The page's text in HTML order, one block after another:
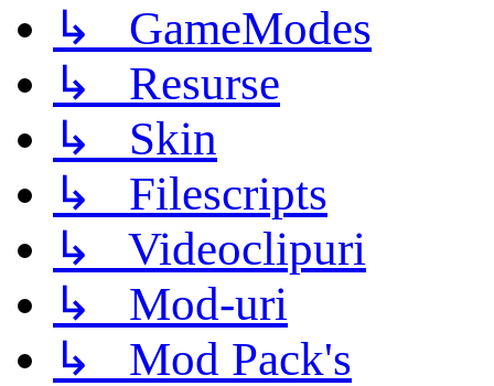
↳ GameModes
↳ Resurse
↳ Skin
↳ Filescripts
↳ Videoclipuri
↳ Mod-uri
↳ Mod Pack's